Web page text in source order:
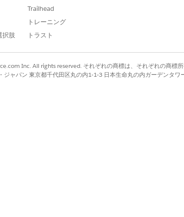
て
有効にするようにケースチームを設定します。
択肢
Trailhead
トレーニング
トラスト
Inc. All rights reserved. それぞれの商標は、それぞれの商標所
ジャパン 東京都千代田区丸の内1-1-3 日本生命丸の内ガーデンタワ